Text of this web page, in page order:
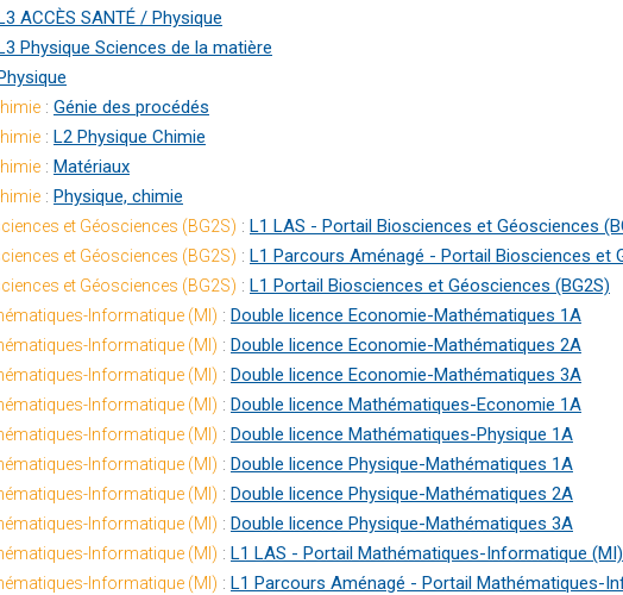
ACCÈS SANTÉ / Physique
Physique Sciences de la matière
: Génie des procédés
: L2 Physique Chimie
: Matériaux
: Physique, chimie
et Géosciences (BG2S) : L1 LAS - Portail Biosciences et Géosciences
et Géosciences (BG2S) : L1 Parcours Aménagé - Portail Biosciences et
et Géosciences (BG2S) : L1 Portail Biosciences et Géosciences (BG2S)
Informatique (MI) : Double licence Economie-Mathématiques 1A
Informatique (MI) : Double licence Economie-Mathématiques 2A
Informatique (MI) : Double licence Economie-Mathématiques 3A
Informatique (MI) : Double licence Mathématiques-Economie 1A
Informatique (MI) : Double licence Mathématiques-Physique 1A
Informatique (MI) : Double licence Physique-Mathématiques 1A
Informatique (MI) : Double licence Physique-Mathématiques 2A
Informatique (MI) : Double licence Physique-Mathématiques 3A
Informatique (MI) : L1 LAS - Portail Mathématiques-Informatique (MI)
Informatique (MI) : L1 Parcours Aménagé - Portail Mathématiques-